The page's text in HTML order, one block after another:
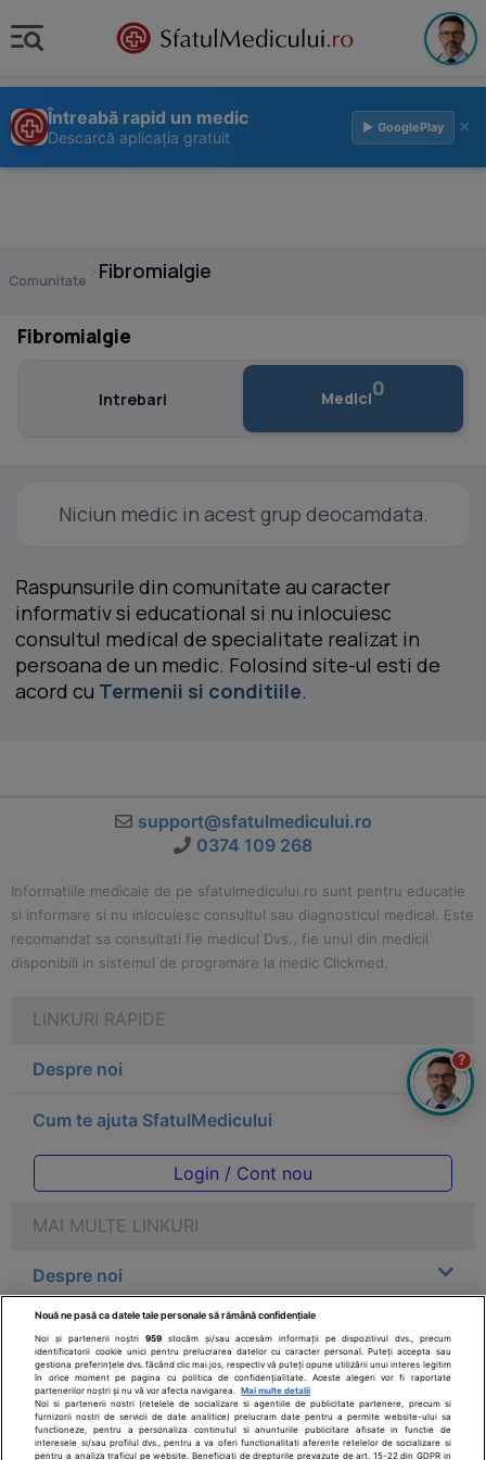
Întreabă rapid un medic
Descarcă aplicația gratuit
▶ GooglePlay ×
Comunitate Fibromialgie
Fibromialgie
Intrebari Medici0
Niciun medic in acest grup deocamdata.
Raspunsurile din comunitate au caracter
informativ si educational si nu inlocuiesc
consultul medical de specialitate realizat in
persoana de un medic. Folosind site-ul esti de
acord cu Termenii si conditiile.
support@sfatulmedicului.ro
0374 109 268
Informatiile medicale de pe sfatulmedicului.ro sunt pentru educatie
si informare si nu inlocuiesc consultul sau diagnosticul medical. Este
recomandat sa consultati fie medicul Dvs., fie unul din medicii
disponibili in sistemul de programare la medic Clickmed.
LINKURI RAPIDE
Despre noi
Cum te ajuta SfatulMedicului
Login / Cont nou
MAI MULTE LINKURI
Despre noi
Legal
Drepturile consumatorului
Parteneri
?
Nouă ne pasă ca datele tale personale să rămână confidențiale
Noi și partenerii noștri959 stocăm și/sau accesăm informații pe dispozitivul dvs., precum
identificatorii cookie unici pentru prelucrarea datelor cu caracter personal. Puteți accepta sau
gestiona preferințele dvs. făcând clic mai jos, respectiv vă puteți opune utilizării unui interes legitim
în orice moment pe pagina cu politica de confidențialitate. Aceste alegeri vor fi raportate
partenerilor noștri și nu vă vor afecta navigarea.
Mai multe detalii
Noi si partenerii nostri (retelele de socializare si agentiile de publicitate partenere, precum si
furnizorii nostri de servicii de date analitice) prelucram date pentru a permite website-ului sa
functioneze, pentru a personaliza continutul si anunturile publicitare afisate in functie de
interesele si/sau profilul dvs., pentru a va oferi functionalitati aferente retelelor de socializare si
pentru a analiza traficul pe website. Beneficiati de drepturile prevazute de art. 15-22 din GDPR in